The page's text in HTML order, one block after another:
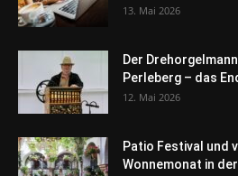
13. Mai 2026
Der
Perleberg – das
12. Mai 2026
Patio Festival und
Wonnemonat in